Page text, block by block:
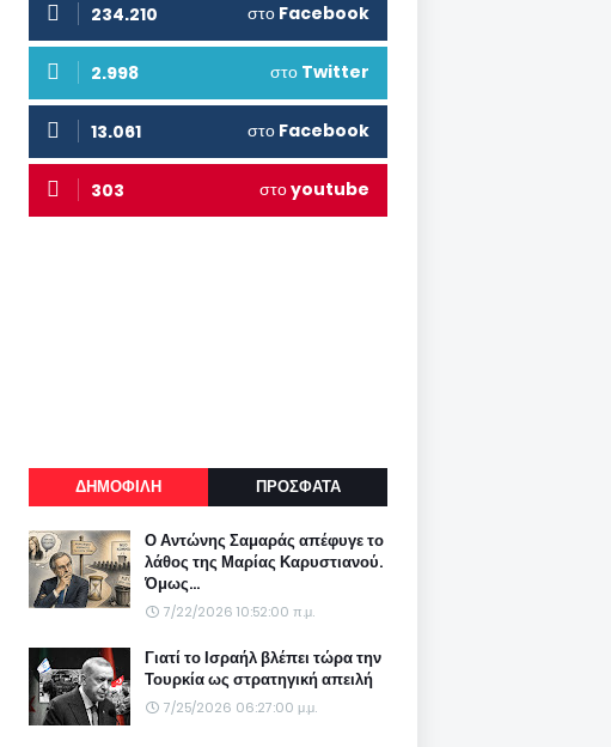
234.210 στο Facebook
2.998 στο Twitter
13.061 στο Facebook
303 στοyoutube
ΔΗΜΟΦΙΛΗ ΠΡΟΣΦΑΤΑ
Ο Αντώνης Σαμαράς απέφυγε το
λάθος της Μαρίας Καρυστιανού.
Όμως...
7/22/2026 10:52:00 π.μ.
Γιατί το Ισραήλ βλέπει τώρα την
Τουρκία ως στρατηγική απειλή
7/25/2026 06:27:00 μ.μ.